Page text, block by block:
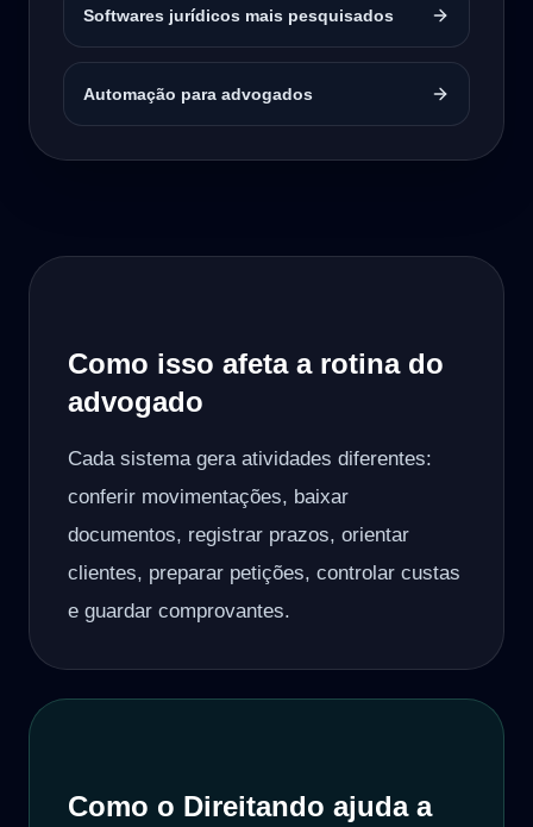
Softwares jurídicos mais pesquisados
Automação para advogados
Como isso afeta a rotina do
advogado
Cada sistema gera atividades diferentes:
conferir movimentações, baixar
documentos, registrar prazos, orientar
clientes, preparar petições, controlar custas
e guardar comprovantes.
Como o Direitando ajuda a